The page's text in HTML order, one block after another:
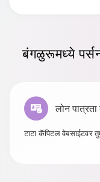
बंगळुरूमध्ये
लोन पात्रता
टाटा कॅपिटल वेबसाईटवर